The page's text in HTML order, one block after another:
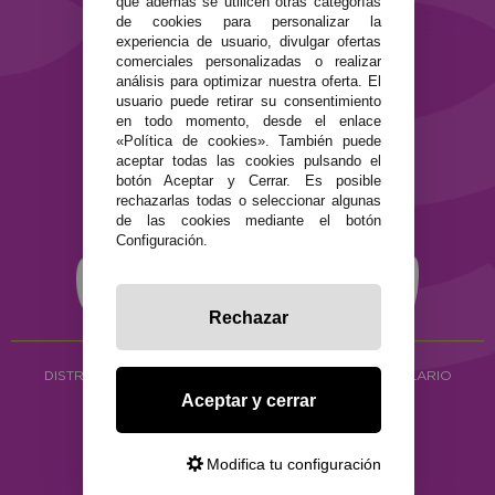
Términos y condiciones de uso
Política de privacidad
Política de cookies
DISTRIBUCIÓN ALIMENTACIÓN ECOLÓGICA Y HERBOLARIO
Copyright © 2026 ·www.ecocash.es
de cookies para personalizar la
experiencia de usuario, divulgar ofertas
comerciales personalizadas o realizar
análisis para optimizar nuestra oferta. El
usuario puede retirar su consentimiento
en todo momento, desde el enlace
«Política de cookies». También puede
aceptar todas las cookies pulsando el
botón Aceptar y Cerrar. Es posible
rechazarlas todas o seleccionar algunas
de las cookies mediante el botón
Configuración.
Rechazar
Aceptar y cerrar
Modifica tu configuración